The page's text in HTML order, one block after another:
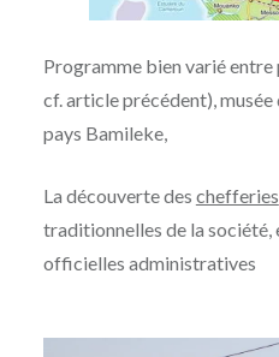
Programme bien varié
cf. article précédent),
pays Bamileke,
La découverte des chefferies
traditionnelles de la société,
officielles administratives